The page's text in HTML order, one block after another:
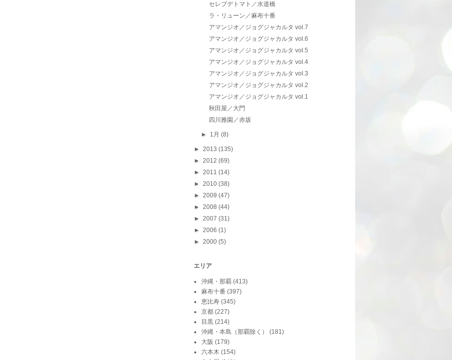
セレブデトマト／水道橋
ラ・リューン／麻布十番
アマンジオ／ジョグジャカルタ vol.7
アマンジオ／ジョグジャカルタ vol.6
アマンジオ／ジョグジャカルタ vol.5
アマンジオ／ジョグジャカルタ vol.4
アマンジオ／ジョグジャカルタ vol.3
アマンジオ／ジョグジャカルタ vol.2
アマンジオ／ジョグジャカルタ vol.1
秋田屋／大門
四川雅園／赤坂
► 1月(8)
► 2013 (135)
► 2012 (69)
► 2011 (14)
► 2010 (38)
► 2009 (47)
► 2008 (44)
► 2007 (31)
► 2006 (1)
► 2000 (5)
エリア
沖縄・那覇 (413)
麻布十番 (397)
恵比寿 (345)
京都 (227)
目黒 (214)
沖縄・本島（那覇除く）
(181)
大阪 (179)
六本木 (154)